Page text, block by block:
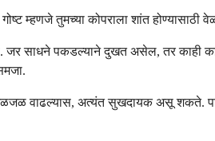
गोष्ट म्हणजे तुमच्या कोपराला शांत
जर साधने पकडल्याने दुखत असेल, तर
जळजळ वाढल्यास, अत्यंत सुखदायक असू शकते.